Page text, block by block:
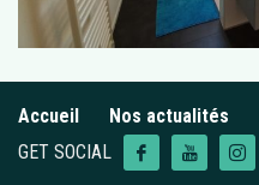
Accueil Nos actualités
GET SOCIAL